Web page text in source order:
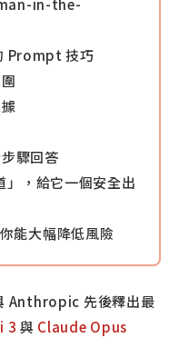
in-the-
Prompt 技巧
驟回答
」，給它一個安全出
能大幅降低風險
Anthropic 先後釋出最
3 與 Claude Opus